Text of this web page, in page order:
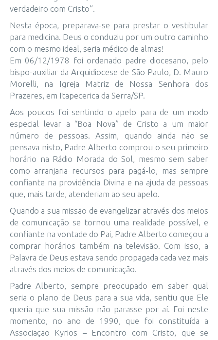
verdadeiro com Cristo”.
Nesta época, preparava-se para prestar o vestibular
para medicina. Deus o conduziu por um outro caminho
com o mesmo ideal, seria médico de almas!
Em 06/12/1978 foi ordenado padre diocesano, pelo
bispo-auxiliar da Arquidiocese de São Paulo, D. Mauro
Morelli, na Igreja Matriz de Nossa Senhora dos
Prazeres, em Itapecerica da Serra/SP.
Aos poucos foi sentindo o apelo para de um modo
especial levar a “Boa Nova” de Cristo a um maior
número de pessoas. Assim, quando ainda não se
pensava nisto, Padre Alberto comprou o seu primeiro
horário na Rádio Morada do Sol, mesmo sem saber
como arranjaria recursos para pagá-lo, mas sempre
confiante na providência Divina e na ajuda de pessoas
que, mais tarde, atenderiam ao seu apelo.
Quando a sua missão de evangelizar através dos meios
de comunicação se tornou uma realidade possível, e
confiante na vontade do Pai, Padre Alberto começou a
comprar horários também na televisão. Com isso, a
Palavra de Deus estava sendo propagada cada vez mais
através dos meios de comunicação.
Padre Alberto, sempre preocupado em saber qual
seria o plano de Deus para a sua vida, sentiu que Ele
queria que sua missão não parasse por aí. Foi neste
momento, no ano de 1990, que foi constituída a
Associação Kyrios – Encontro com Cristo, que se